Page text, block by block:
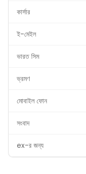
কার্সার
ই-মেইল
ভারত সিম
ভ্রমণ
মোবাইল ফোন
সংবাদ
ex-র জন্য